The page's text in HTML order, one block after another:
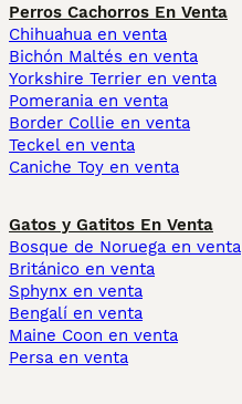
Perros Cachorros En Venta
Chihuahua en venta
Bichón Maltés en venta
Yorkshire Terrier en venta
Pomerania en venta
Border Collie en venta
Teckel en venta
Caniche Toy en venta
Gatos y Gatitos En Venta
Bosque de Noruega en venta
Británico en venta
Sphynx en venta
Bengalí en venta
Maine Coon en venta
Persa en venta